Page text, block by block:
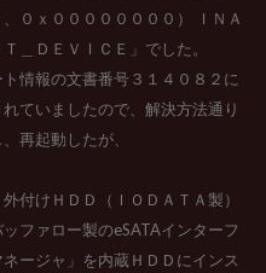
０ｘ００００００００） ＩＮＡ
＿ＤＥＶＩＣＥ」でした。
情報の文書番号３１４０８２に
ていましたので、解決方法通り
再起動したが、
付けＨＤＤ（ＩＯＤＡＴＡ製）
ファロー製のeSATAインターフ
ージャ」を内蔵ＨＤＤにインス